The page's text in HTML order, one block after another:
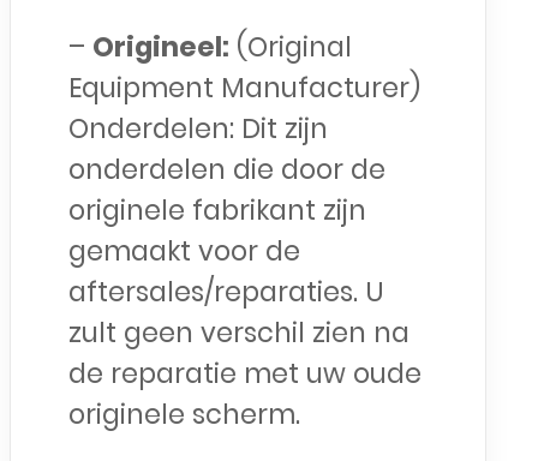
– Origineel: (Original
Equipment Manufacturer)
Onderdelen: Dit zijn
onderdelen die door de
originele fabrikant zijn
gemaakt voor de
aftersales/reparaties. U
zult geen verschil zien na
de reparatie met uw oude
originele scherm.